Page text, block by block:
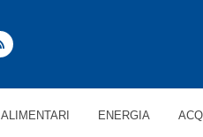
ALIMENTARI ENERGIA